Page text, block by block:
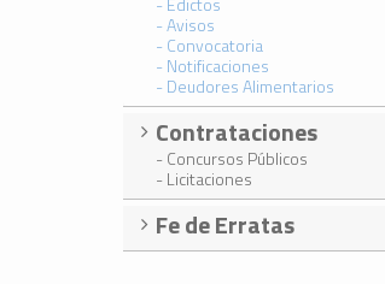
- Avisos
- Convocatoria
- Notificaciones
- Deudores Alimentarios
Contrataciones
- Concursos Públicos
- Licitaciones
Fe de Erratas